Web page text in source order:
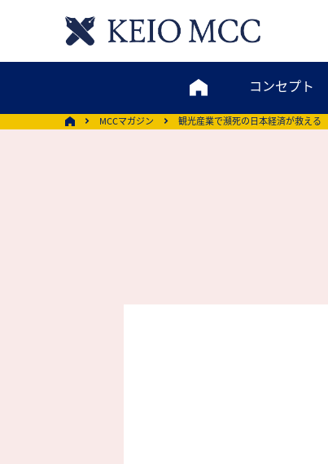
コンセプト
MCCマガジン 観光産業で瀕死の日本経済が救え